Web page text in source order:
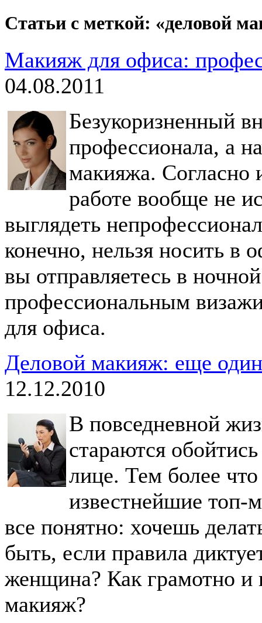
Статьи с меткой: «деловой
Макияж для офиса:
04.08.2011
Безукоризненный
профессионала, а
макияжа. Согласно
работе вообще не
выглядеть
конечно, нельзя носить в
вы отправляетесь в
профессиональным
для офиса.
Деловой макияж: еще
12.12.2010
В повседневной
стараются
лице. Тем более
известнейшие топ-
все понятно: хочешь
быть, если правила
женщина? Как грамотно и
макияж?